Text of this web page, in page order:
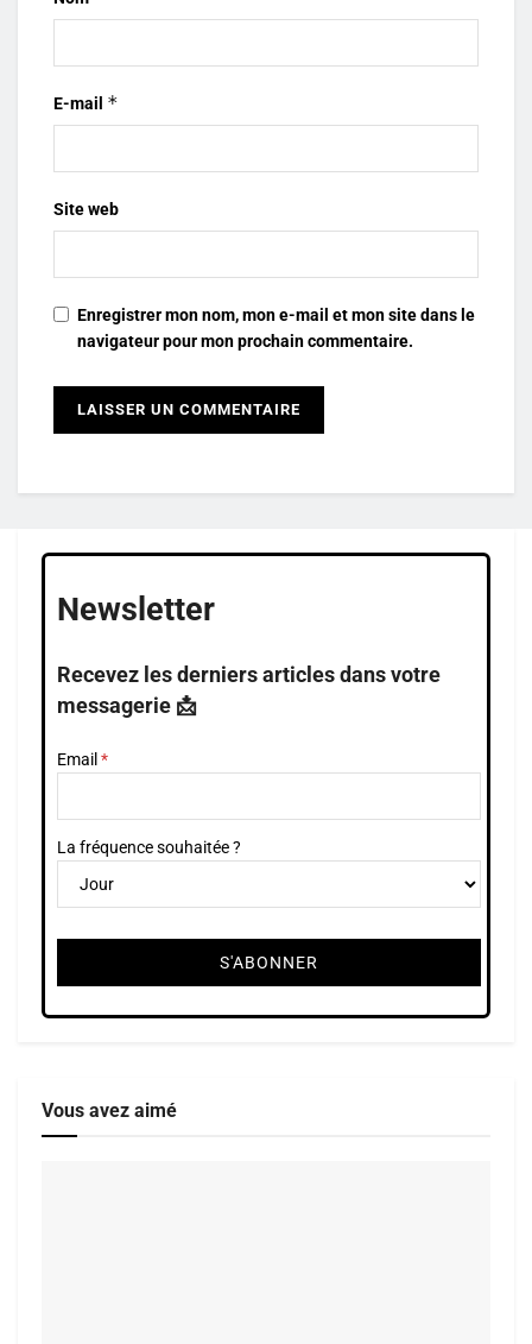
E-mail *
Site web
Enregistrer mon nom, mon e-mail et mon site dans le
navigateur pour mon prochain commentaire.
Newsletter
Recevez les derniers articles dans votre
messagerie 📩
Email
La fréquence souhaitée ?
Vous avez aimé